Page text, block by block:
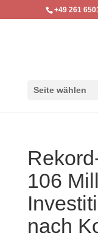
+49 261
Seite wählen
106
nach